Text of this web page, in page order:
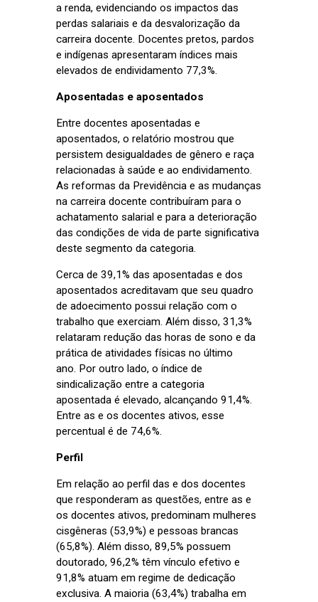
a renda, evidenciando os impactos das
perdas salariais e da desvalorização da
carreira docente. Docentes pretos, pardos
e indígenas apresentaram índices mais
elevados de endividamento 77,3%.
Aposentadas e aposentados
Entre docentes aposentadas e
aposentados, o relatório mostrou que
persistem desigualdades de gênero e raça
relacionadas à saúde e ao endividamento.
As reformas da Previdência e as mudanças
na carreira docente contribuíram para o
achatamento salarial e para a deterioração
das condições de vida de parte significativa
deste segmento da categoria.
Cerca de 39,1% das aposentadas e dos
aposentados acreditavam que seu quadro
de adoecimento possui relação com o
trabalho que exerciam. Além disso, 31,3%
relataram redução das horas de sono e da
prática de atividades físicas no último
ano. Por outro lado, o índice de
sindicalização entre a categoria
aposentada é elevado, alcançando 91,4%.
Entre as e os docentes ativos, esse
percentual é de 74,6%.
Perfil
Em relação ao perfil das e dos docentes
que responderam as questões, entre as e
os docentes ativos, predominam mulheres
cisgêneras (53,9%) e pessoas brancas
(65,8%). Além disso, 89,5% possuem
doutorado, 96,2% têm vínculo efetivo e
91,8% atuam em regime de dedicação
exclusiva. A maioria (63,4%) trabalha em